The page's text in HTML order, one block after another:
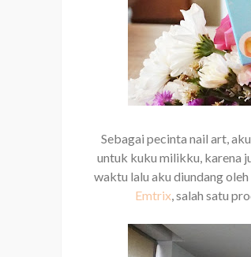
Sebagai pecinta nail art,
untuk kuku milikku, karena
waktu lalu aku diundang
Emtrix, salah satu